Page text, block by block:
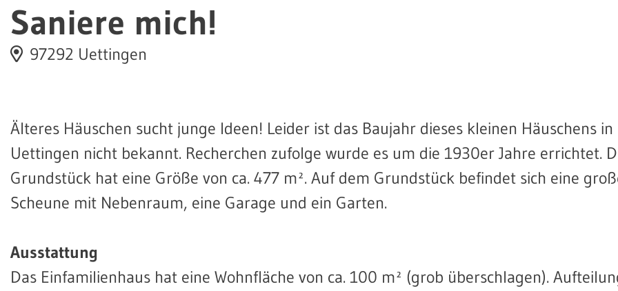
Saniere mich!
97292 Uettingen
Älteres Häuschen sucht junge Ideen! Leider ist das Baujahr dieses kleinen Häuschens in
Uettingen nicht bekannt. Recherchen zufolge wurde es um die 1930er Jahre errichtet.
Grundstück hat eine Größe von ca. 477 m². Auf dem Grundstück befindet sich eine
Scheune mit Nebenraum, eine Garage und ein Garten.
Ausstattung
Das Einfamilienhaus hat eine Wohnfläche von ca. 100 m² (grob überschlagen).